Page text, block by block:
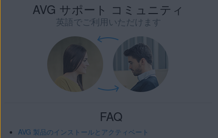
AVG サポート コミュニティ
英語でご利用いただけます
FAQ
AVG 製品のインストールとアクティベート